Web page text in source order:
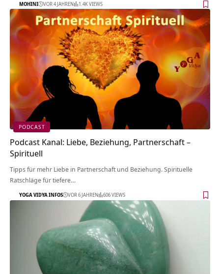
MOHINI VOR 4 JAHREN 1.4K VIEWS
PODCAST
Podcast Kanal: Liebe, Beziehung, Partnerschaft –
Spirituell
Tipps für mehr Liebe in Partnerschaft und Beziehung. Spirituelle
Ratschläge für tiefere…
YOGA VIDYA INFOS VOR 6 JAHREN 606 VIEWS